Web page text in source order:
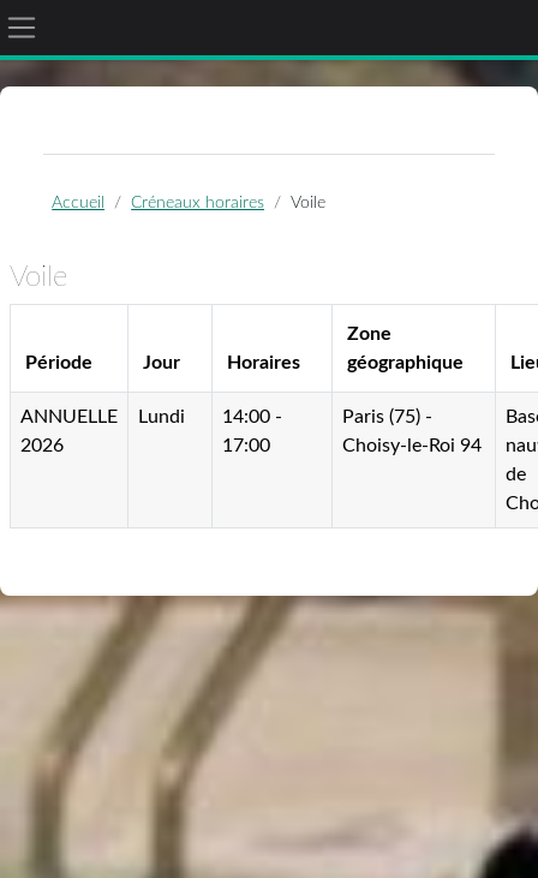
Passer au contenu principal
Panneau latéral
Accueil Créneaux horaires Voile
Voile
Période Jour Horaires
Zone
géographique
ANNUELLE
2026
Lundi
14:00 -
17:00
Paris (75) -
Choisy-le-Roi 94
de